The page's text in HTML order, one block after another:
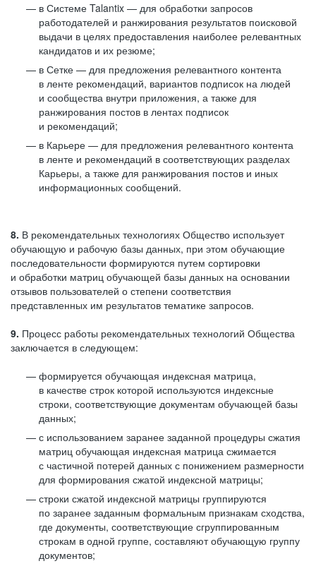
в Системе Talantix — для обработки запросов
работодателей и ранжирования результатов поисковой
выдачи в целях предоставления наиболее релевантных
кандидатов и их резюме;
в Сетке — для предложения релевантного контента
в ленте рекомендаций, вариантов подписок на людей
и сообщества внутри приложения, а также для
ранжирования постов в лентах подписок
и рекомендаций;
в Карьере — для предложения релевантного контента
в ленте и рекомендаций в соответствующих разделах
Карьеры, а также для ранжирования постов и иных
информационных сообщений.
8. В рекомендательных технологиях Общество использует
обучающую и рабочую базы данных, при этом обучающие
последовательности формируются путем сортировки
и обработки матриц обучающей базы данных на основании
отзывов пользователей о степени соответствия
представленных им результатов тематике запросов.
9. Процесс работы рекомендательных технологий Общества
заключается в следующем:
формируется обучающая индексная матрица,
в качестве строк которой используются индексные
строки, соответствующие документам обучающей базы
данных;
с использованием заранее заданной процедуры сжатия
матриц обучающая индексная матрица сжимается
с частичной потерей данных с понижением размерности
для формирования сжатой индексной матрицы;
строки сжатой индексной матрицы группируются
по заранее заданным формальным признакам сходства,
где документы, соответствующие сгруппированным
строкам в одной группе, составляют обучающую группу
документов;